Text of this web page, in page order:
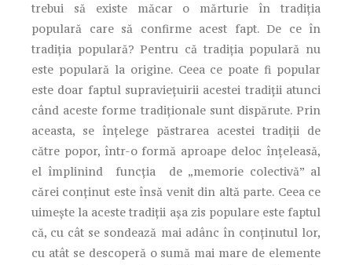
trebui să existe măcar o mărturie în tradiţia
populară care să confirme acest fapt. De ce în
tradiţia populară? Pentru că tradiţia populară nu
este populară la origine. Ceea ce poate fi popular
este doar faptul supravieţuirii acestei tradiţii atunci
când aceste forme tradiţionale sunt dispărute. Prin
aceasta, se înţelege păstrarea acestei tradiţii de
către popor, într-o formă aproape deloc înţeleasă,
el împlinind funcţia de „memorie colectivă” al
cărei conţinut este însă venit din altă parte. Ceea ce
uimeşte la aceste tradiţii aşa zis populare este faptul
că, cu cât se sondează mai adânc în conţinutul lor,
cu atât se descoperă o sumă mai mare de elemente